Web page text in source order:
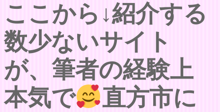
ここから↓紹介する
数少ないサイト
が、筆者の経験上
本気で
直方市に